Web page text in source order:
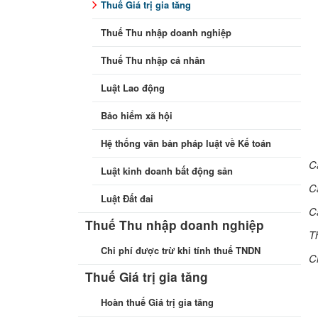
Thuế Giá trị gia tăng
Thuế Thu nhập doanh nghiệp
Thuế Thu nhập cá nhân
Luật Lao động
Bảo hiểm xã hội
Hệ thống văn bản pháp luật về Kế toán
Luật kinh doanh bất động sản
Luật Đất đai
Thuế Thu nhập doanh nghiệp
Chi phí được trừ khi tính thuế TNDN
Thuế Giá trị gia tăng
Hoàn thuế Giá trị gia tăng